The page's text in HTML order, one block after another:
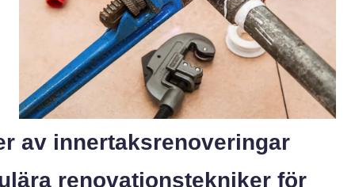
av innertaksrenoveringar
renovationstekniker för